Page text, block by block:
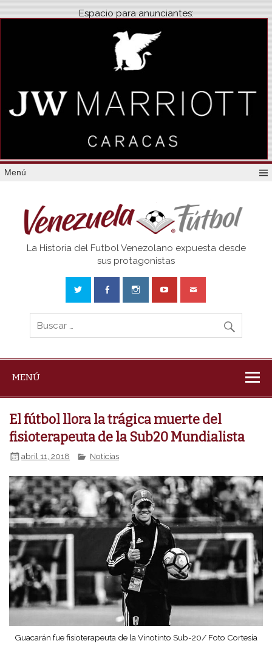
Espacio para anunciantes:
Menú
Venezuela
La Historia del Futbol Venezolano expuesta desde
sus protagonistas
MENÚ
El fútbol llora la trágica muerte del
fisioterapeuta de la Sub20 Mundialista
abril 11, 2018 Noticias
Guacarán fue fisioterapeuta de la Vinotinto Sub-20/ Foto Cortesía